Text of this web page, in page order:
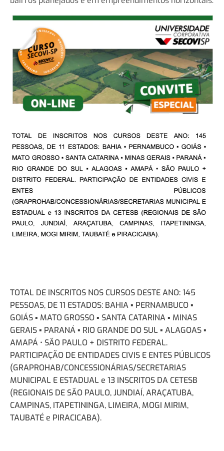
TOTAL DE INSCRITOS NOS CURSOS DESTE ANO: 145
PESSOAS, DE 11 ESTADOS: BAHIA ▪ PERNAMBUCO ▪
GOIÁS ▪ MATO GROSSO ▪ SANTA CATARINA ▪ MINAS
GERAIS ▪ PARANÁ ▪ RIO GRANDE DO SUL ▪ ALAGOAS ▪
AMAPÁ • SÃO PAULO + DISTRITO FEDERAL.
PARTICIPAÇÃO DE ENTIDADES CIVIS E ENTES PÚBLICOS
(GRAPROHAB/CONCESSIONÁRIAS/SECRETARIAS
MUNICIPAL E ESTADUAL e 13 INSCRITOS DA CETESB
(REGIONAIS DE SÃO PAULO, JUNDIAÍ, ARAÇATUBA,
CAMPINAS, ITAPETININGA, LIMEIRA, MOGI MIRIM,
TAUBATÉ e PIRACICABA).